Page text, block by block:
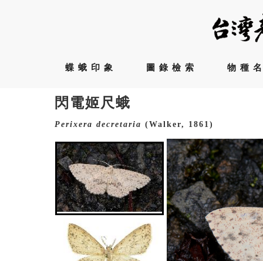
蝶蛾印象 圖錄檢索 物種
閃電姬尺蛾
Perixera decretaria (Walker, 1861)